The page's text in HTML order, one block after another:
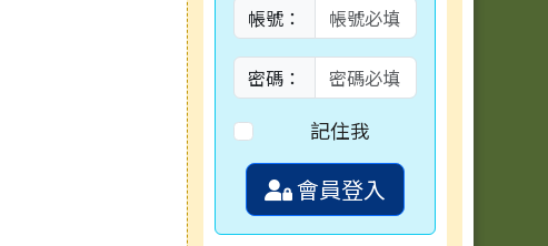
帳號：
密碼：
記住我
會員登入